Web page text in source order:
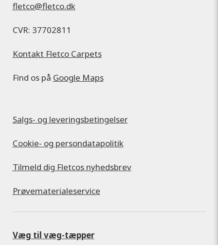
fletco@fletco.dk
CVR: 37702811
Kontakt Fletco Carpets
Find os på Google Maps
Salgs- og leveringsbetingelser
Cookie- og persondatapolitik
Tilmeld dig Fletcos nyhedsbrev
Prøvematerialeservice
Væg til væg-tæpper